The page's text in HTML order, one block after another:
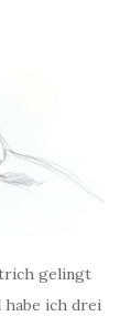
gelingt
habe ich drei